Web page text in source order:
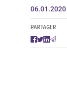
06.01.2020
PARTAGER